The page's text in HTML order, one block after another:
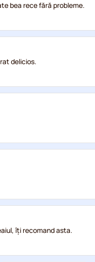
bea rece fără probleme.
delicios.
îți recomand asta.